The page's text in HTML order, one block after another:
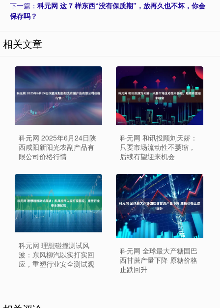
下一篇： 科元网 这 7 样东西“没有保质期”，放再久也不坏，你会
保存吗？
相关文章
科元网 2025年6月24日陕
西咸阳新阳光农副产品有
限公司价格行情
科元网 和讯投顾刘天娇：
只要市场流动性不萎缩，
后续有望迎来机会
科元网 理想碰撞测试风
波：东风柳汽以实打实回
应，重塑行业安全测试观
科元网 全球最大产糖国巴
西甘蔗产量下降 原糖价格
止跌回升